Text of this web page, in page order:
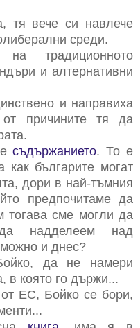
тя вече си навлече
среди.
традиционното
и алтернативни
и направиха
причините тя да
есъдържанието. То е
как българите могат
дори в най-тъмния
предпочитаме да
сме могли да
надделеем над
и днес?
да не намери
в която го държи...
ЕС, Бойко се бори,